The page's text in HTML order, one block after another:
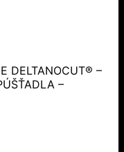
DELTANOCUT® –
–